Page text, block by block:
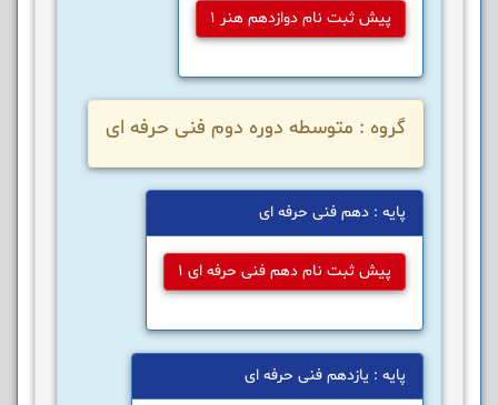
پیش ثبت نام دوازدهم هنر 1
گروه : متوسطه دوره دوم فنی حرفه ای
پایه : دهم فنی حرفه ای
پیش ثبت نام دهم فنی حرفه ای 1
پایه : یازدهم فنی حرفه ای